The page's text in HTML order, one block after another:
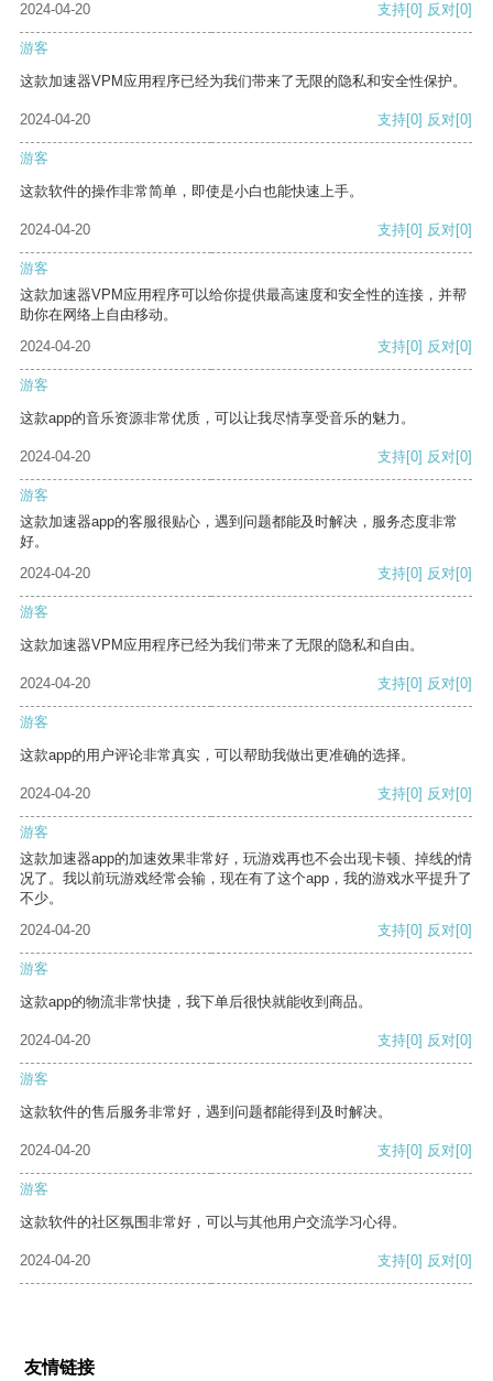
2024-04-20 支持[0] 反对[0]
游客
这款加速器VPM应用程序已经为我们带来了无限的隐私和安全性保护。
2024-04-20 支持[0] 反对[0]
游客
这款软件的操作非常简单，即使是小白也能快速上手。
2024-04-20 支持[0] 反对[0]
游客
这款加速器VPM应用程序可以给你提供最高速度和安全性的连接，并帮
助你在网络上自由移动。
2024-04-20
支持[0] 反对[0]
游客
这款app的音乐资源非常优质，可以让我尽情享受音乐的魅力。
2024-04-20 支持[0] 反对[0]
游客
这款加速器app的客服很贴心，遇到问题都能及时解决，服务态度非常
好。
2024-04-20
支持[0] 反对[0]
游客
这款加速器VPM应用程序已经为我们带来了无限的隐私和自由。
2024-04-20 支持[0] 反对[0]
游客
这款app的用户评论非常真实，可以帮助我做出更准确的选择。
2024-04-20 支持[0] 反对[0]
游客
这款加速器app的加速效果非常好，玩游戏再也不会出现卡顿、掉线的情
况了。我以前玩游戏经常会输，现在有了这个app，我的游戏水平提升了
不少。
2024-04-20
支持[0] 反对[0]
游客
这款app的物流非常快捷，我下单后很快就能收到商品。
2024-04-20 支持[0] 反对[0]
游客
这款软件的售后服务非常好，遇到问题都能得到及时解决。
2024-04-20 支持[0] 反对[0]
游客
这款软件的社区氛围非常好，可以与其他用户交流学习心得。
2024-04-20 支持[0] 反对[0]
友情链接